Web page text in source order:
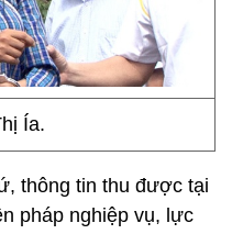
Ía.
thông tin thu được tại
pháp nghiệp vụ, lực